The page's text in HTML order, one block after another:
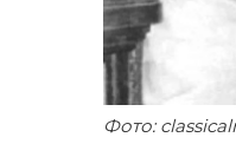
Фото: